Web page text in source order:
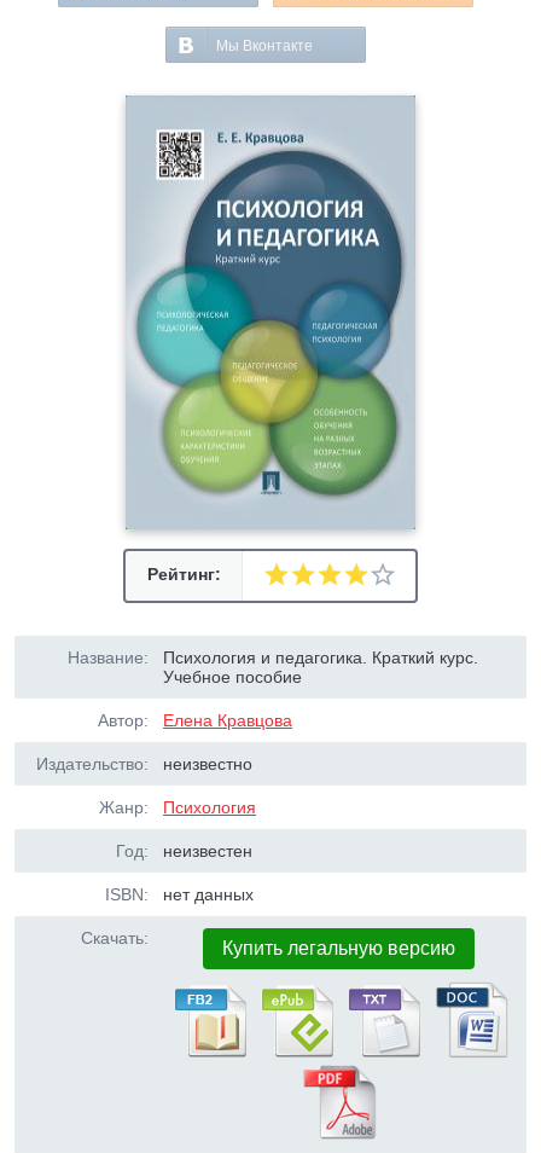
Мы Вконтакте
Рейтинг:
Название:
Психология и педагогика. Краткий курс.
Учебное пособие
Автор: Елена Кравцова
Издательство: неизвестно
Жанр: Психология
Год: неизвестен
ISBN: нет данных
Скачать: Купить легальную версию